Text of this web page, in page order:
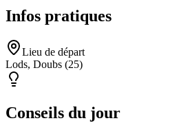
Infos pratiques
Lieu de départ
Lods, Doubs (25)
Conseils du jour